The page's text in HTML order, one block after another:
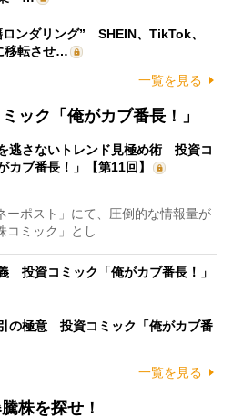
ンダリング” SHEIN、TikTok、
移転させ…
一覧を見る
ック「俺がカブ番長！」
を逃さないトレンド見極め術 投資コ
カブ番長！」【第11回】
ポスト」にて、圧倒的な情報量が
コミック」とし…
投資コミック「俺がカブ番長！」
の極意 投資コミック「俺がカブ番
一覧を見る
株を探せ！